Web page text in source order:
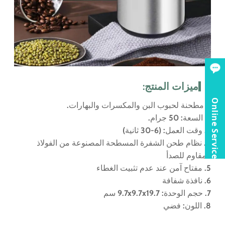
ميزات المنتج:
4. نظام طحن الشفرة المسطحة المصنوعة من الفولاذ
المقاوم للصدأ
5. مفتاح آمن عند عدم تثبيت الغطاء
6. نافذة شفافة
7. حجم الوحدة: 9.7x9.7x19.7 سم
8. اللون: فضي
Online Service